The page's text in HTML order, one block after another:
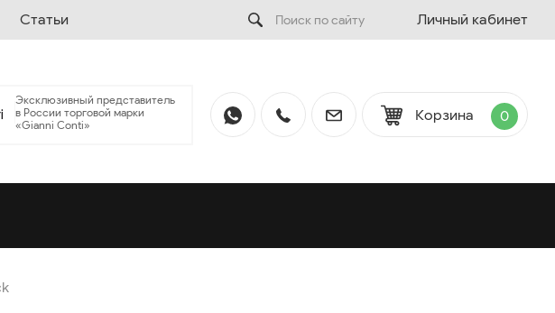
Статьи Личный кабинет
Эксклюзивный представитель
в России торговой марки
«Gianni Conti»
Корзина 0